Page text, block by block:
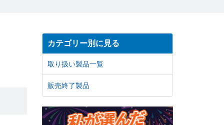
カテゴリー別に見る
取り扱い製品一覧
販売終了製品